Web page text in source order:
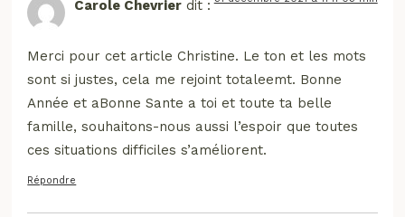
Carole Chevrier dit :
Merci pour cet article Christine. Le ton et les mots
sont si justes, cela me rejoint totaleemt. Bonne
Année et aBonne Sante a toi et toute ta belle
famille, souhaitons-nous aussi l’espoir que toutes
ces situations difficiles s’améliorent.
Répondre